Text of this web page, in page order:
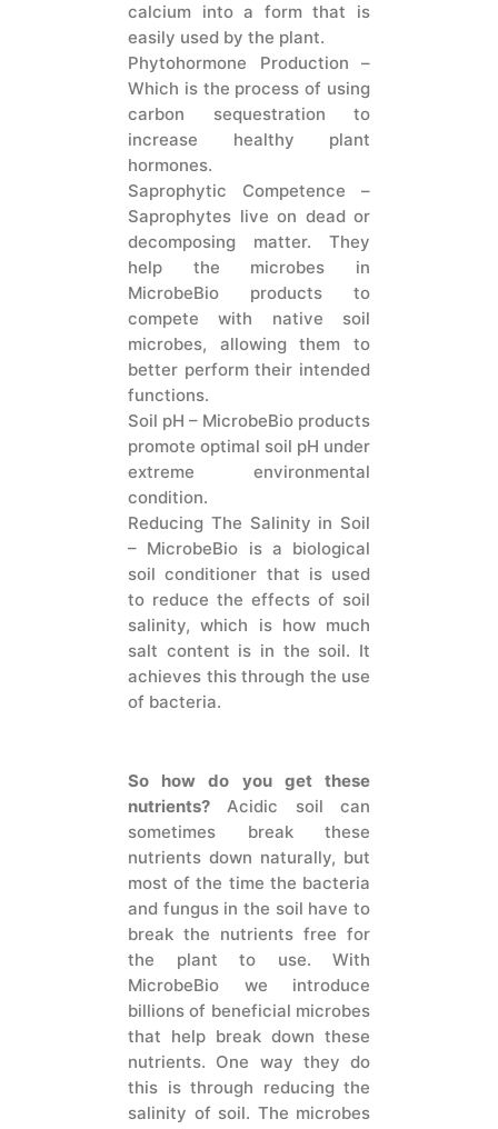
calcium into a form that is
easily used by the plant.
Phytohormone Production –
Which is the process of using
carbon sequestration to
increase healthy plant
hormones.
Saprophytic Competence –
Saprophytes live on dead or
decomposing matter. They
help the microbes in
MicrobeBio products to
compete with native soil
microbes, allowing them to
better perform their intended
functions.
Soil pH – MicrobeBio products
promote optimal soil pH under
extreme environmental
condition.
Reducing The Salinity in Soil
– MicrobeBio is a biological
soil conditioner that is used
to reduce the effects of soil
salinity, which is how much
salt content is in the soil. It
achieves this through the use
of bacteria.
So how do you get these
nutrients? Acidic soil can
sometimes break these
nutrients down naturally, but
most of the time the bacteria
and fungus in the soil have to
break the nutrients free for
the plant to use. With
MicrobeBio we introduce
billions of beneficial microbes
that help break down these
nutrients. One way they do
this is through reducing the
salinity of soil. The microbes